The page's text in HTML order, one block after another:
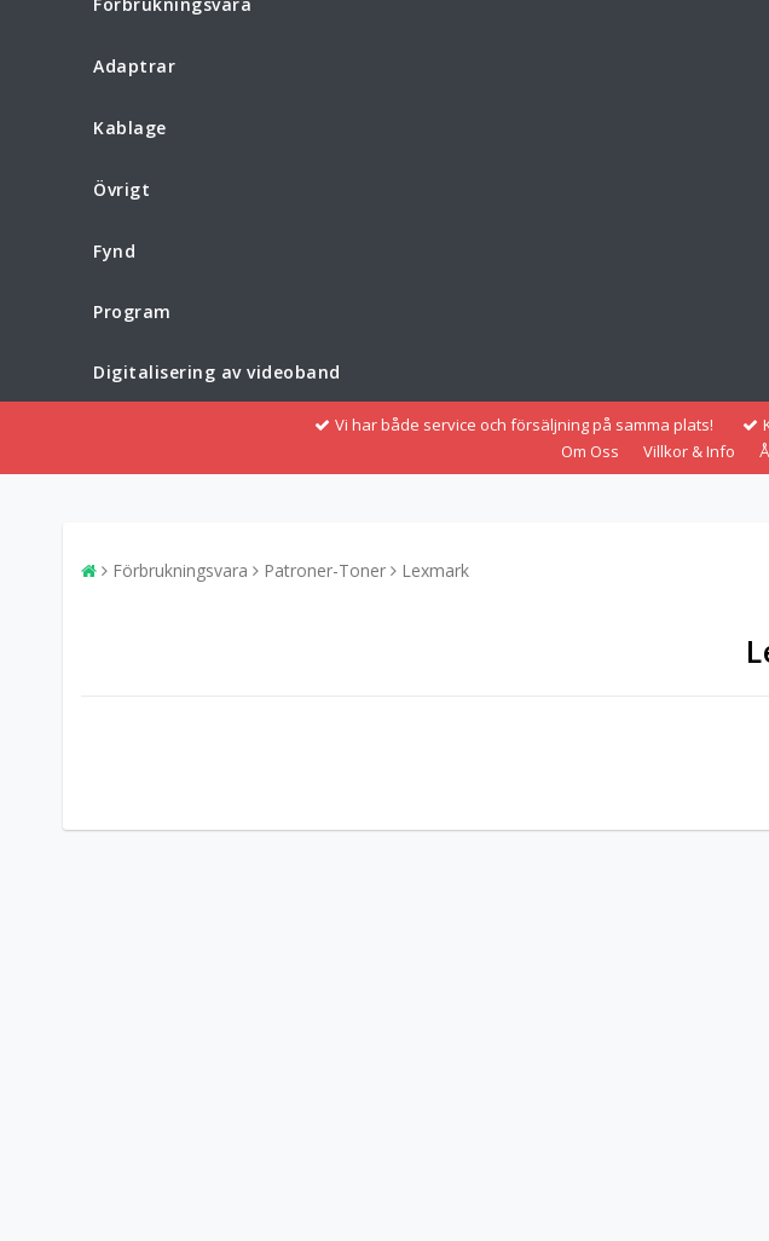
Förbrukningsvara
Adaptrar
Kablage
Övrigt
Fynd
Program
Digitalisering av videoband
Vi har både service och försäljning på samma plats!
Om Oss
Villkor & Info
Förbrukningsvara Patroner-Toner Lexmark